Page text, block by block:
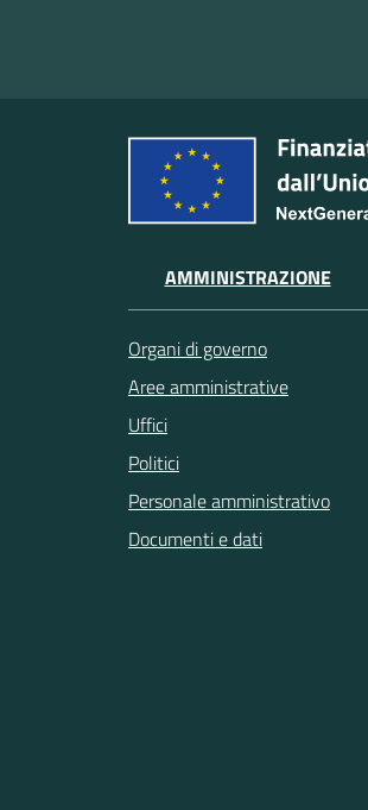
AMMINISTRAZIONE
Organi di governo
Aree amministrative
Uffici
Politici
Personale amministrativo
Documenti e dati